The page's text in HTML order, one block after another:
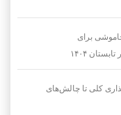
برای
۱۴۰۴
کلی تا چالش‌های